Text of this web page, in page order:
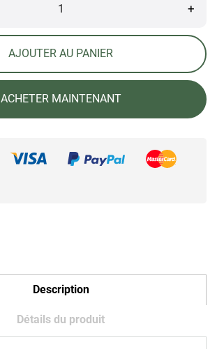
+
AJOUTER AU PANIER
ACHETER MAINTENANT
Description
Détails du produit